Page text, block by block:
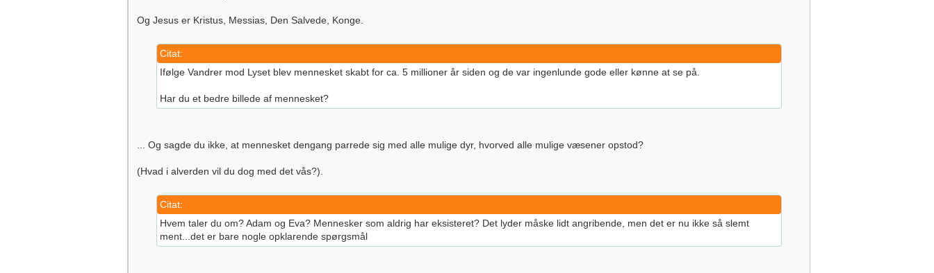
Og Jesus er Kristus, Messias, Den Salvede, Konge.
Citat:
Ifølge Vandrer mod Lyset blev mennesket skabt for ca. 5 millioner år siden og de var ingenlunde gode eller kønne at se på.
Har du et bedre billede af mennesket?
... Og sagde du ikke, at mennesket dengang parrede sig med alle mulige dyr, hvorved alle mulige væsener opstod?
(Hvad i alverden vil du dog med det vås?).
Citat:
Hvem taler du om? Adam og Eva? Mennesker som aldrig har eksisteret? Det lyder måske lidt angribende, men det er nu ikke så slemt
ment...det er bare nogle opklarende spørgsmål